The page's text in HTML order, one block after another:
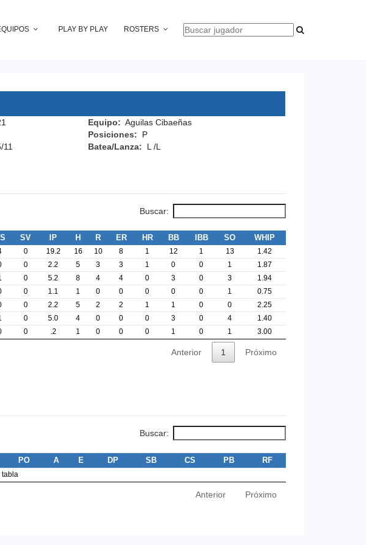
PLAY BY PLAY ROSTERS
Equipo: Aguilas Cibaeñas
Posiciones:
P
11 Batea/Lanza: L /L
Buscar:
SV IP H R ER HR BB IBB SO WHIP
0 19.2 16 10 8 1 12 1 13
1.42
0 2.2 5 3 3 1 0 0 1
1.87
0 5.2 8 4 4 0 3 0 3
1.94
0 1.1 1 0 0 0 0 0 1
0.75
0 2.2 5 2 2 1 1 0 0
2.25
0 5.0 4 0 0 0 3 0 4
1.40
0 .2 1 0 0 0 1 0 1 3.00
Anterior 1 Próximo
Buscar:
PO A E DP SB CS PB RF
tabla
Anterior Próximo